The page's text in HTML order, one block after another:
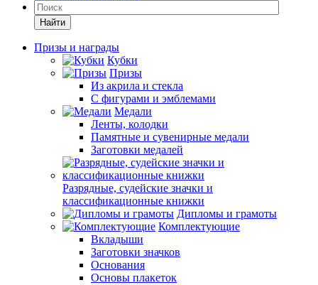
Найти
Призы и награды
Кубки
Призы
Из акрила и стекла
С фигурами и эмблемами
Медали
Ленты, колодки
Памятные и сувенирные медали
Заготовки медалей
Разрядные, судейские значки и
классификационные книжки
Дипломы и грамоты
Комплектующие
Вкладыши
Заготовки значков
Основания
Основы плакеток